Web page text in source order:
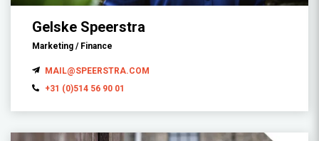
Gelske Speerstra
Marketing / Finance
MAIL@SPEERSTRA.COM
+31 (0)514 56 90 01